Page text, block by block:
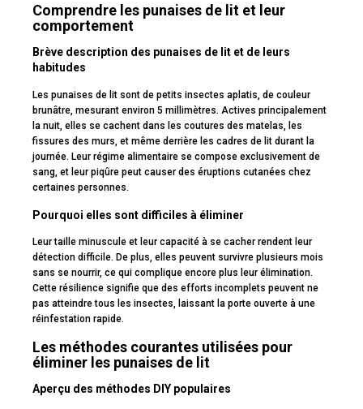
Comprendre les punaises de lit et leur
comportement
Brève description des punaises de lit et de leurs
habitudes
Les punaises de lit sont de petits insectes aplatis, de couleur
brunâtre, mesurant environ 5 millimètres. Actives principalement
la nuit, elles se cachent dans les coutures des matelas, les
fissures des murs, et même derrière les cadres de lit durant la
journée. Leur régime alimentaire se compose exclusivement de
sang, et leur piqûre peut causer des éruptions cutanées chez
certaines personnes.
Pourquoi elles sont difficiles à éliminer
Leur taille minuscule et leur capacité à se cacher rendent leur
détection difficile. De plus, elles peuvent survivre plusieurs mois
sans se nourrir, ce qui complique encore plus leur élimination.
Cette résilience signifie que des efforts incomplets peuvent ne
pas atteindre tous les insectes, laissant la porte ouverte à une
réinfestation rapide.
Les méthodes courantes utilisées pour
éliminer les punaises de lit
Aperçu des méthodes DIY populaires